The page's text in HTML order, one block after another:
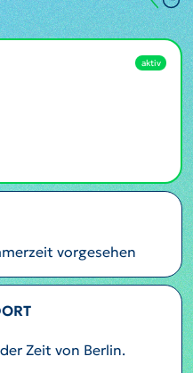
aktiv
vorgesehen
Zeit von Berlin.